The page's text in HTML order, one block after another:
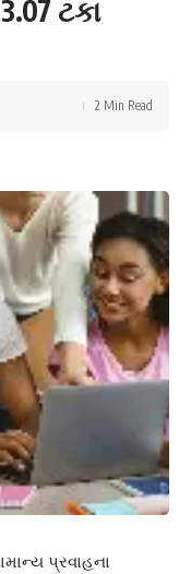
ટકા
2 Min Read
પ્રવાહના